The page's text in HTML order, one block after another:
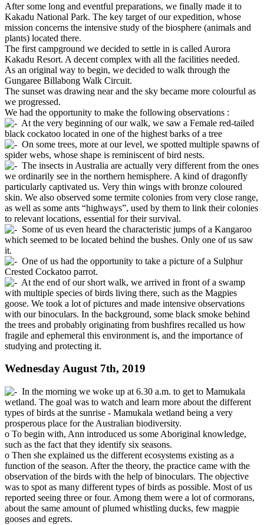
After some long and eventful preparations, we finally made it to
Kakadu National Park. The key target of our expedition, whose
mission concerns the intensive study of the biosphere (animals and
plants) located there.
The first campground we decided to settle in is called Aurora
Kakadu Resort. A decent complex with all the facilities needed.
As an original way to begin, we decided to walk through the
Gungaree Billabong Walk Circuit.
The sunset was drawing near and the sky became more colourful as
we progressed.
We had the opportunity to make the following observations :
At the very beginning of our walk, we saw a Female red-tailed
black cockatoo located in one of the highest barks of a tree
On some trees, more at our level, we spotted multiple spawns of
spider webs, whose shape is reminiscent of bird nests.
The insects in Australia are actually very different from the ones
we ordinarily see in the northern hemisphere. A kind of dragonfly
particularly captivated us. Very thin wings with bronze coloured
skin. We also observed some termite colonies from very close range,
as well as some ants “highways”, used by them to link their colonies
to relevant locations, essential for their survival.
Some of us even heard the characteristic jumps of a Kangaroo
which seemed to be located behind the bushes. Only one of us saw
it.
One of us had the opportunity to take a picture of a Sulphur
Crested Cockatoo parrot.
At the end of our short walk, we arrived in front of a swamp
with multiple species of birds living there, such as the Magpies
goose. We took a lot of pictures and made intensive observations
with our binoculars. In the background, some black smoke behind
the trees and probably originating from bushfires recalled us how
fragile and ephemeral this environment is, and the importance of
studying and protecting it.
Wednesday August 7th, 2019
In the morning we woke up at 6.30 a.m. to get to Mamukala
wetland. The goal was to watch and learn more about the different
types of birds at the sunrise - Mamukala wetland being a very
prosperous place for the Australian biodiversity.
o To begin with, Ann introduced us some Aboriginal knowledge,
such as the fact that they identify six seasons.
o Then she explained us the different ecosystems existing as a
function of the season. After the theory, the practice came with the
observation of the birds with the help of binoculars. The objective
was to spot as many different types of birds as possible. Most of us
reported seeing three or four. Among them were a lot of cormorans,
about the same amount of plumed whistling ducks, few magpie
gooses and egrets.